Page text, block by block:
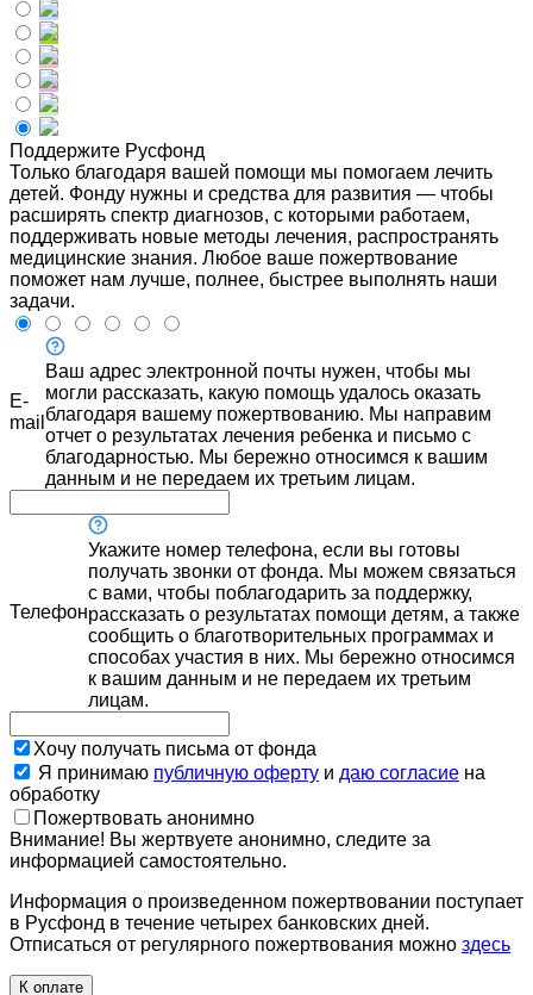
Поддержите Русфонд
Только благодаря вашей помощи мы помогаем лечить
детей. Фонду нужны и средства для развития — чтобы
расширять спектр диагнозов, с которыми работаем,
поддерживать новые методы лечения, распространять
медицинские знания. Любое ваше пожертвование
поможет нам лучше, полнее, быстрее выполнять наши
задачи.
E-
mail
Ваш адрес электронной почты нужен, чтобы мы
могли рассказать, какую помощь удалось оказать
благодаря вашему пожертвованию. Мы направим
отчет о результатах лечения ребенка и письмо с
благодарностью. Мы бережно относимся к вашим
данным и не передаем их третьим лицам.
Телефон
Укажите номер телефона, если вы готовы
получать звонки от фонда. Мы можем связаться
с вами, чтобы поблагодарить за поддержку,
рассказать о результатах помощи детям, а также
сообщить о благотворительных программах и
способах участия в них. Мы бережно относимся
к вашим данным и не передаем их третьим
лицам.
Хочу получать письма от фонда
Я принимаю публичную оферту и даю согласие на
обработку
Пожертвовать анонимно
Внимание! Вы жертвуете анонимно, следите за
информацией самостоятельно.
Информация о произведенном пожертвовании поступает
в Русфонд в течение четырех банковских дней.
Отписаться от регулярного пожертвования можно здесь
К оплате